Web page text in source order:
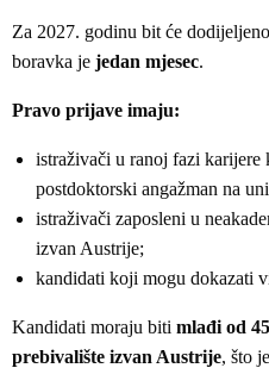
Za 2027. godinu bit će dodijeljeno
boravka je jedan mjesec.
Pravo prijave imaju:
istraživači u ranoj fazi
postdoktorski angažman na
istraživači zaposleni u
izvan Austrije;
kandidati koji mogu dokazati
Kandidati moraju biti mlađi od
prebivalište izvan Austrije, što